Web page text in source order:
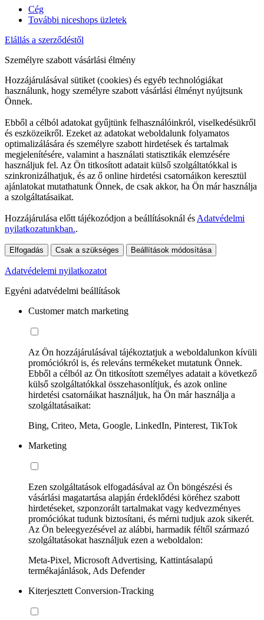
Cég
További niceshops üzletek
Elállás a szerződéstől
Személyre szabott vásárlási élmény
Hozzájárulásával sütiket (cookies) és egyéb technológiákat
használunk, hogy személyre szabott vásárlási élményt nyújtsunk
Önnek.
Ebből a célból adatokat gyűjtünk felhasználóinkról, viselkedésükről
és eszközeikről. Ezeket az adatokat weboldalunk folyamatos
optimalizálására és személyre szabott hirdetések és tartalmak
megjelenítésére, valamint a használati statisztikák elemzésére
használjuk fel. Az Ön titkosított adatait külső szolgáltatókkal is
szinkronizálhatjuk, és az ő online hirdetési csatornáikon keresztül
ajánlatokat mutathatunk Önnek, de csak akkor, ha Ön már használja
a szolgáltatásaikat.
Hozzájárulása előtt tájékozódjon a beállításoknál és Adatvédelmi
nyilatkozatunkban..
Elfogadás Csak a szükséges Beállítások módosítása
Adatvédelemi nyilatkozatot
Egyéni adatvédelmi beállítások
Customer match marketing
Az Ön hozzájárulásával tájékoztatjuk a weboldalunkon kívüli
promóciókról is, és releváns termékeket mutatunk Önnek.
Ebből a célból az Ön titkosított személyes adatait a következő
külső szolgáltatókkal összehasonlítjuk, és azok online
hirdetési csatornáikat használjuk, ha Ön már használja a
szolgáltatásaikat:
Bing, Criteo, Meta, Google, LinkedIn, Pinterest, TikTok
Marketing
Ezen szolgáltatások elfogadásával az Ön böngészési és
vásárlási magatartása alapján érdeklődési köréhez szabott
hirdetéseket, szponzorált tartalmakat vagy kedvezményes
promóciókat tudunk biztosítani, és mérni tudjuk azok sikerét.
Az Ön beleegyezésével az alábbi, harmadik féltől származó
szolgáltatásokat használjuk ezen a weboldalon:
Meta-Pixel, Microsoft Advertising, Kattintásalapú
termékajánlások, Ads Defender
Kiterjesztett Conversion-Tracking